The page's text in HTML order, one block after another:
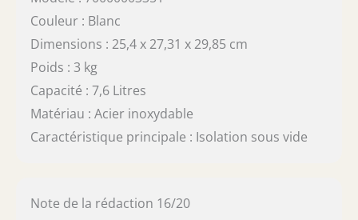
Couleur : Blanc
Dimensions : 25,4 x 27,31 x 29,85 cm
Poids : 3 kg
Capacité : 7,6 Litres
Matériau : Acier inoxydable
Caractéristique principale : Isolation sous vide
Note de la rédaction 16/20